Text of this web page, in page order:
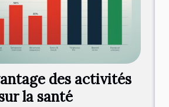
des activités
la santé